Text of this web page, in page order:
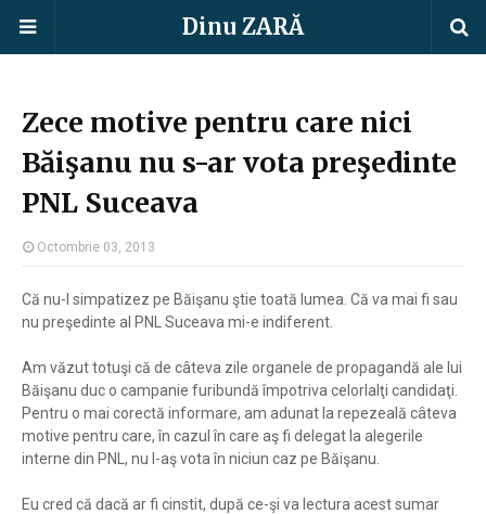
Dinu ZARĂ
Zece motive pentru care nici
Băişanu nu s-ar vota preşedinte
PNL Suceava
Octombrie 03, 2013
Că nu-l simpatizez pe Băişanu ştie toată lumea. Că va mai fi sau
nu preşedinte al PNL Suceava mi-e indiferent.
Am văzut totuşi că de câteva zile organele de propagandă ale lui
Băişanu duc o campanie furibundă împotriva celorlalţi candidaţi.
Pentru o mai corectă informare, am adunat la repezeală câteva
motive pentru care, în cazul în care aş fi delegat la alegerile
interne din PNL, nu l-aş vota în niciun caz pe Băişanu.
Eu cred că dacă ar fi cinstit, după ce-şi va lectura acest sumar